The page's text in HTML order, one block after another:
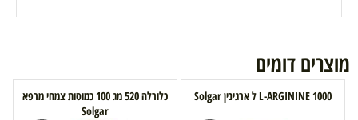
מוצרים דומים
L-ARGININE 1000 ל ארגינין Solgar
כלורלה 520 מג 100 כמוסות צמחי מרפא
Solgar